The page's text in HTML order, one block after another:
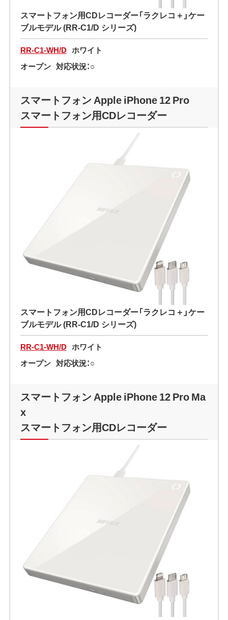
スマートフォン用CDレコーダー「ラクレコ＋」ケー
ブルモデル (RR-C1/D シリーズ)
RR-C1-WH/D ホワイト
オープン 対応状況：○
スマートフォン Apple iPhone 12 Pro
スマートフォン用CDレコーダー
スマートフォン用CDレコーダー「ラクレコ＋」ケー
ブルモデル (RR-C1/D シリーズ)
RR-C1-WH/D ホワイト
オープン 対応状況：○
スマートフォン Apple iPhone 12 Pro Ma
x
スマートフォン用CDレコーダー